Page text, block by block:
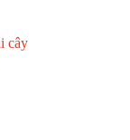
cây